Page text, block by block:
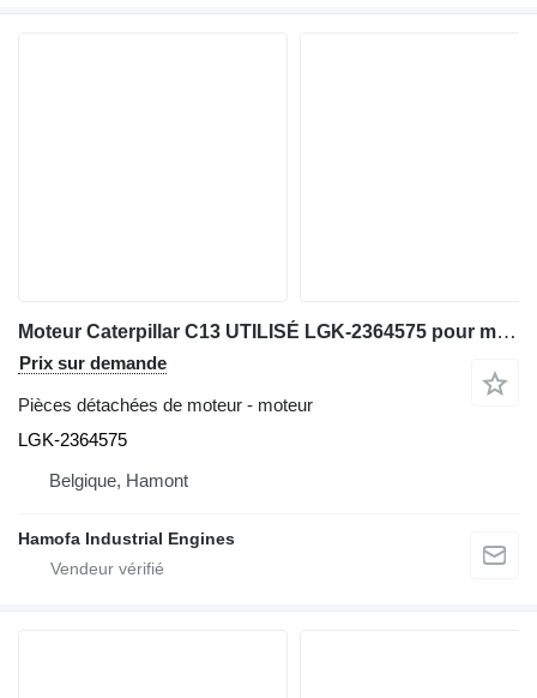
Moteur Caterpillar C13 UTILISÉ LGK-2364575 pour matériel de TP
Prix sur demande
Pièces détachées de moteur - moteur
LGK-2364575
Belgique, Hamont
Hamofa Industrial Engines